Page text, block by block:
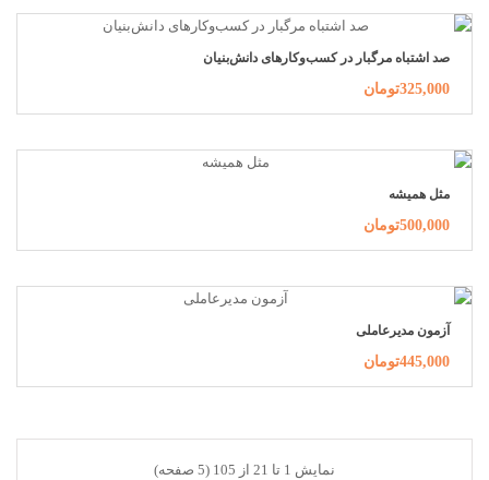
صد اشتباه مرگبار در کسب‌وکارهای دانش‌بنیان
325,000تومان
مثل همیشه
500,000تومان
آزمون مدیرعاملی
445,000تومان
نمایش 1 تا 21 از 105 (5 صفحه)